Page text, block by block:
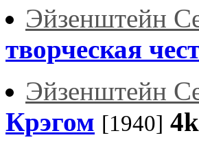
Эйзенштейн
творческая
Эйзенштейн
Крэгом [1940] 4k